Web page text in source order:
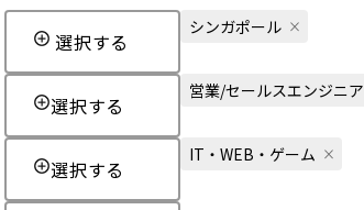
選択する
シンガポール
選択する
営業/セールスエンジニア
選択する
IT・WEB・ゲーム